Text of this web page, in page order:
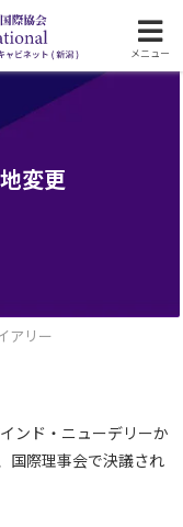
変更
アリー
ンド・ニューデリーか
国際理事会で決議され
メニュー